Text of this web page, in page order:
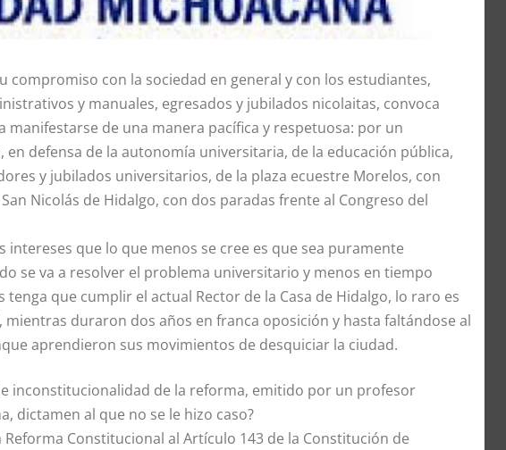
compromiso con la sociedad en general y con los estudiantes,
y manuales, egresados y jubilados nicolaitas, convoca
manifestarse de una manera pacífica y respetuosa: por un
defensa de la autonomía universitaria, de la educación pública,
y jubilados universitarios, de la plaza ecuestre Morelos, con
Nicolás de Hidalgo, con dos paradas frente al Congreso del
intereses que lo que menos se cree es que sea puramente
se va a resolver el problema universitario y menos en tiempo
que cumplir el actual Rector de la Casa de Hidalgo, lo raro es
mientras duraron dos años en franca oposición y hasta faltándose al
aprendieron sus movimientos de desquiciar la ciudad.
inconstitucionalidad de la reforma, emitido por un profesor
dictamen al que no se le hizo caso?
Constitucional al Artículo 143 de la Constitución de